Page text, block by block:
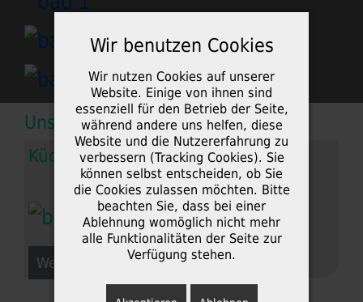
Unser Möbelbau
Küchen
Weiterlesen: Küchen
Wir benutzen Cookies
Wir nutzen Cookies auf unserer
Website. Einige von ihnen sind
essenziell für den Betrieb der Seite,
während andere uns helfen, diese
Website und die Nutzererfahrung zu
verbessern (Tracking Cookies). Sie
können selbst entscheiden, ob Sie
die Cookies zulassen möchten. Bitte
beachten Sie, dass bei einer
Ablehnung womöglich nicht mehr
alle Funktionalitäten der Seite zur
Verfügung stehen.